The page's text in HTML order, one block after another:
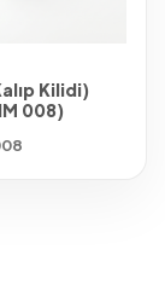
Kilidi)
008)